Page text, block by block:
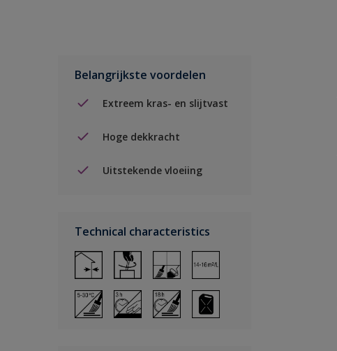
Belangrijkste voordelen
Extreem kras- en slijtvast
Hoge dekkracht
Uitstekende vloeiing
Technical characteristics